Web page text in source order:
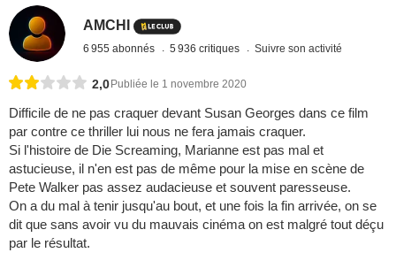
AMCHI
6 955 abonnés 5 936 critiques Suivre son activité
2,0 Publiée le 1 novembre 2020
Difficile de ne pas craquer devant Susan Georges dans ce film
par contre ce thriller lui nous ne fera jamais craquer.
Si l'histoire de Die Screaming, Marianne est pas mal et
astucieuse, il n'en est pas de même pour la mise en scène de
Pete Walker pas assez audacieuse et souvent paresseuse.
On a du mal à tenir jusqu'au bout, et une fois la fin arrivée, on se
dit que sans avoir vu du mauvais cinéma on est malgré tout déçu
par le résultat.